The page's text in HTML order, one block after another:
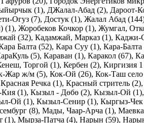
(1), ДЖалал-Абад (2), Дароот-
Огуз (7), Достук (1), Жалал Абад
(1), Жоробеков Кочкор (1), Жумгал,
(32), Кадамжай, Марказ (1), Каджи-
Балта (52), Кара Суу (1), Кара-Балта
(5), Караван (1), Каракол (67),
Торгой (1), Кербен (2), Киргизия
Жар ж/м (5), Кок-Ой (26), Кок-Таш
Красная Речка (1), Красный стритель (2),
(1), Кызыл - Дөбө (2), Кызыл-Oй (1),
Ой (1), Кызыл-Сенир (1), Кыргыз-Чек
(8), Мады, Чаар-Арча (1),
(1), Мырза-Патча (4), Нарын (59),